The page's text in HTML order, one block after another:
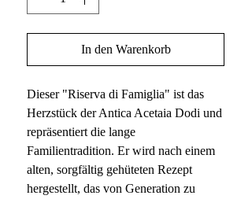
In den Warenkorb
Dieser "Riserva di Famiglia" ist das
Herzstück der Antica Acetaia Dodi und
repräsentiert die lange
Familientradition. Er wird nach einem
alten, sorgfältig gehüteten Rezept
hergestellt, das von Generation zu